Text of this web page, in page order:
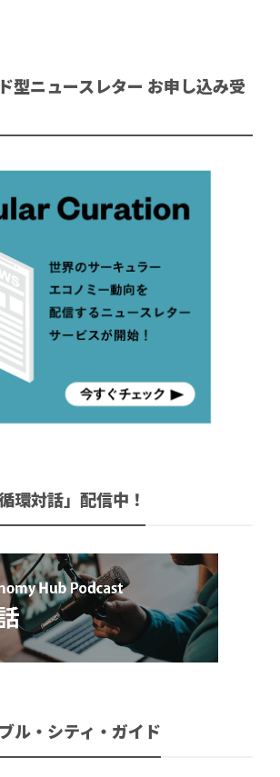
型ニュースレター お申し込み受
環対話」配信中！
ル・シティ・ガイド